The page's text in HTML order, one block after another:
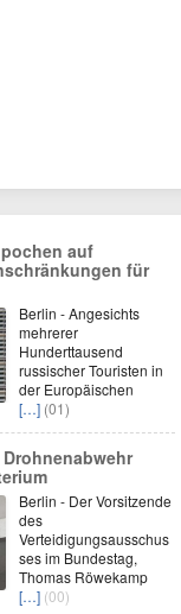
auf
für
Berlin - Angesichts
mehrerer
Hunderttausend
russischer Touristen in
der Europäischen
[…] (01)
Berlin - Der Vorsitzende
des
Verteidigungsausschus
ses im Bundestag,
Thomas Röwekamp
[…] (00)